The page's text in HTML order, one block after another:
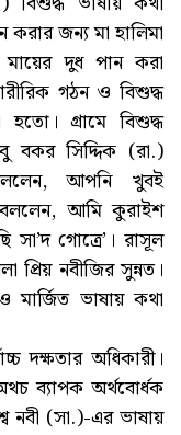
করার জন্য মা হালিমা
দুধ পান করা
গঠন ও বিশুদ্ধ
হতো। গ্রামে বিশুদ্ধ
সিদ্দিক (রা.)
আপনি খুবই
বললেন, আমি কুরাইশ
গোত্রে’। রাসূল
প্রিয় নবীজির সুন্নত।
মার্জিত ভাষায় কথা
দক্ষতার অধিকারী।
ব্যাপক অর্থবোর্ধক
নবী (সা.)-এর ভাষায়